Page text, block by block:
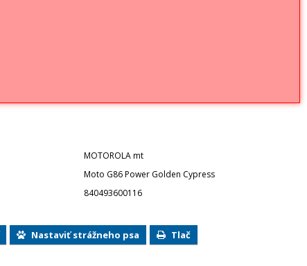
MOTOROLA mt
Moto G86 Power Golden Cypress
840493600116
Nastaviť strážneho psa Tlač